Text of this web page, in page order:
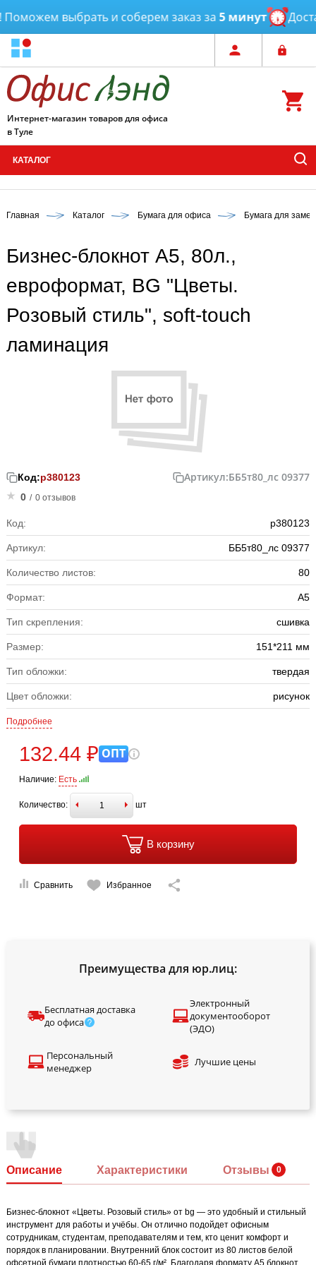
выбрать и соберем заказ за5 минут
Интернет-магазин товаров для офиса
в Туле
КАТАЛОГ
Главная Каталог Бумага для офиса Бумага для
Бизнес-блокнот А5, 80л.,
евроформат, BG "Цветы.
Розовый стиль", soft-touch
ламинация
Код:р380123 Артикул:ББ5т80_лс 09377
0 / 0 отзывов
Код: р380123
Артикул: ББ5т80_лс 09377
Количество листов: 80
Формат: А5
Тип скрепления: сшивка
Размер: 151*211 мм
Тип обложки: твердая
Цвет обложки: рисунок
Подробнее
132.44 ₽ ОПТ
Наличие: Есть
Количество: шт
В корзину
Сравнить Избранное
Преимущества для юр.лиц:
Бесплатная доставка
до офиса
Электронный
документооборот
(ЭДО)
Персональный
менеджер
Лучшие цены
Описание Характеристики Отзывы
Бизнес-блокнот «Цветы. Розовый стиль» от bg — это удобный и стильный
инструмент для работы и учёбы. Он отлично подойдет офисным
сотрудникам, студентам, преподавателям и тем, кто ценит комфорт и
порядок в планировании. Внутренний блок состоит из 80 листов белой
офсетной бумаги плотностью 60-65 г/м². Благодаря формату А5 блокнот